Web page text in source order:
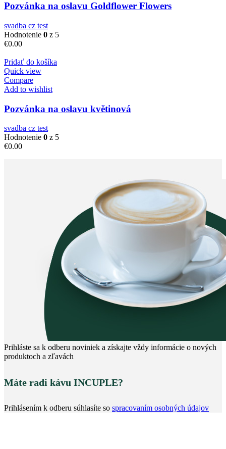
Pozvánka na oslavu Goldflower Flowers
svadba cz test
Hodnotenie 0 z 5
€0.00
Pridať do košíka
Quick view
Compare
Add to wishlist
Pozvánka na oslavu květinová
svadba cz test
Hodnotenie 0 z 5
€0.00
Prihláste sa k odberu noviniek a získajte vždy informácie o nových
produktoch a zľavách
Máte radi kávu INCUPLE?
Prihlásením k odberu súhlasíte so spracovaním osobných údajov